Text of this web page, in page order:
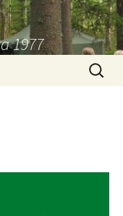
1977
Haku: